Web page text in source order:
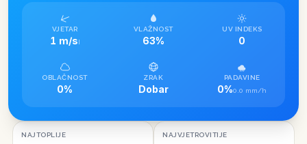
VJETAR
1 m/sI
VLAŽNOST
63%
UV INDEKS
0
OBLAČNOST
0%
ZRAK
Dobar
PADAVINE
0%0.0 mm/h
NAJTOPLIJE NAJVJETROVITIJE